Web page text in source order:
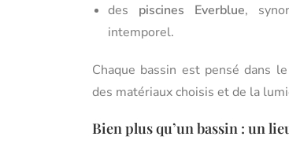
des piscines Everblue,
intemporel.
Chaque bassin est pensé dans
des matériaux choisis et de la
Bien plus qu’un bassin : un